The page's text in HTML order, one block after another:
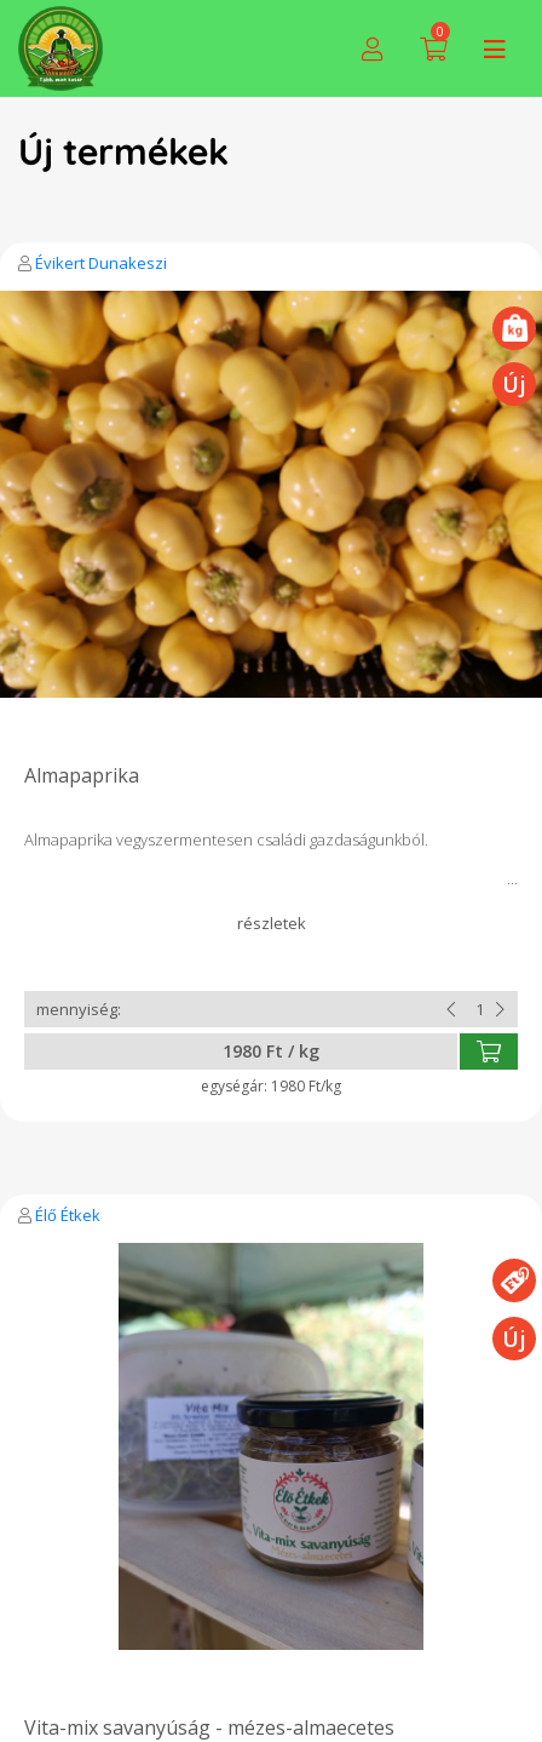
0
Új termékek
Évikert Dunakeszi
Almapaprika
Almapaprika vegyszermentesen családi gazdaságunkból.
1980 Ft / kg
1980 Ft/kg
Élő Étkek
Vita-mix savanyúság - mézes-almaecetes